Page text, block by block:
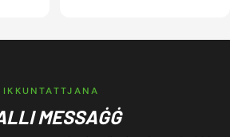
IKKUNTATTJANA
MESSAĠĠ